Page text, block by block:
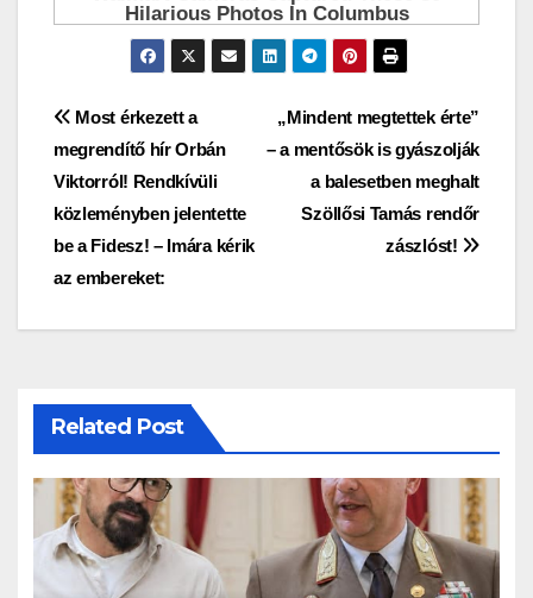
Bejegyzés
navigáció
„Mindent megtettek érte”
– a mentősök is gyászolják
a balesetben meghalt
Szöllősi Tamás rendőr
zászlóst!
Most érkezett a
megrendítő hír Orbán
Viktorról! Rendkívüli
közleményben jelentette
be a Fidesz! – Imára kérik
az embereket:
Related Post